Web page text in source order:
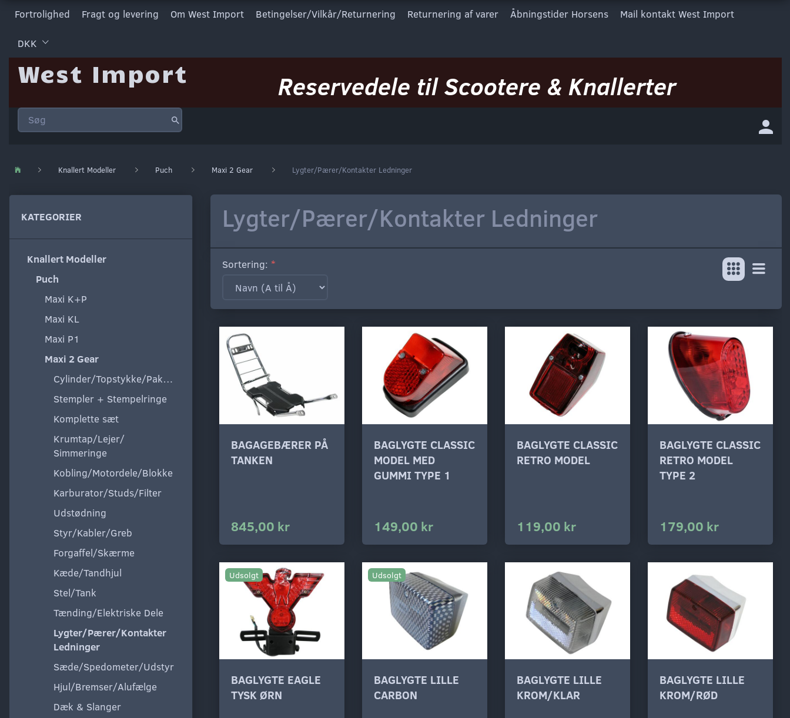
Fortrolighed Fragt og levering Om West Import Betingelser/Vilkår/Returnering Returnering af varer Åbningstider Horsens Mail kontakt West Import
DKK
West Import Reservedele til Scootere & Knallerter
Knallert Modeller Puch Maxi 2 Gear Lygter/Pærer/Kontakter Ledninger
KATEGORIER
Knallert Modeller
Puch
Maxi K+P
Maxi KL
Maxi P1
Maxi 2 Gear
Cylinder/Topstykke/Pakning
Stempler + Stempelringe
Komplette sæt
Krumtap/Lejer/
Simmeringe
Kobling/Motordele/Blokke
Karburator/Studs/Filter
Udstødning
Styr/Kabler/Greb
Forgaffel/Skærme
Kæde/Tandhjul
Stel/Tank
Tænding/Elektriske Dele
Lygter/Pærer/Kontakter
Ledninger
Sæde/Spedometer/Udstyr
Hjul/Bremser/Alufælge
Dæk & Slanger
Lygter/Pærer/Kontakter Ledninger
Sortering:
BAGAGEBÆRER PÅ
TANKEN
845,00 kr
BAGLYGTE CLASSIC
MODEL MED
GUMMI TYPE 1
149,00 kr
BAGLYGTE CLASSIC
RETRO MODEL
119,00 kr
BAGLYGTE CLASSIC
RETRO MODEL
TYPE 2
179,00 kr
Udsolgt
BAGLYGTE EAGLE
TYSK ØRN
Udsolgt
BAGLYGTE LILLE
CARBON
BAGLYGTE LILLE
KROM/KLAR
BAGLYGTE LILLE
KROM/RØD